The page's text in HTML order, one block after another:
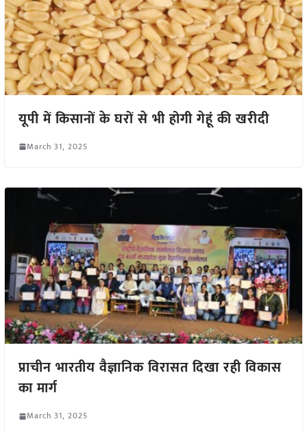
यूपी में किसानों के घरों से भी होगी गेहूं की खरीदी
March 31, 2025
प्राचीन भारतीय वैज्ञानिक विरासत दिखा रही विकास
का मार्ग
March 31, 2025